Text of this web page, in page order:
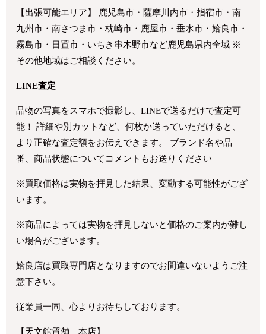
【出張可能エリア】 鹿児島市・薩摩川内市・指宿市・南
九州市・南さつま市・枕崎市・鹿屋市・垂水市・姶良市・
霧島市・日置市・いちき串木野市など鹿児島県内全域 ※
その他地域はご相談ください。
LINE査定
品物の写真をスマホで撮影し、LINEで送るだけで査定可
能！ 詳細や別カットなど、何枚か送っていただけると、
より正確な査定額をお伝えできます。 ブランド名や品
番、商品状態についてコメントもお送りください
※買取価格は実物を拝見した結果、変動する可能性がござ
います。
※商品によっては実物を拝見しないと価格のご案内が難し
い場合がございます。
姶良店は買取専門店となりますのでお間違いないようご注
意下さい。
従業員一同、心よりお待ちしております。
【天文館質舗 本店】